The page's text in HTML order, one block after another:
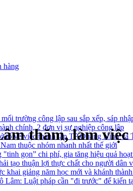
hàng
trường công lập sau sắp xếp, sáp
chính, 2 đơn vị sự nghiệp công lập
tổ về việc thành lập TP Quảng Ninh và
thuộc nhóm nhanh nhất thế giới
"tinh gọn” chi phí, gia tăng hiệu quả
tạo thuận lợi thực chất cho người dân
khai giảng năm học mới và khánh
Luật pháp cần "đi trước" để kiến
thăm, làm